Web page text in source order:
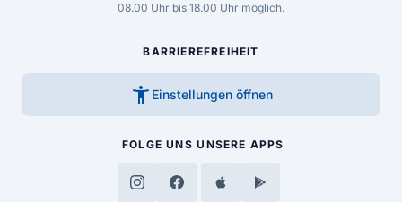
08.00 Uhr bis 18.00 Uhr möglich.
BARRIEREFREIHEIT
accessibility_new Einstellungen öffnen
FOLGE UNS UNSERE APPS